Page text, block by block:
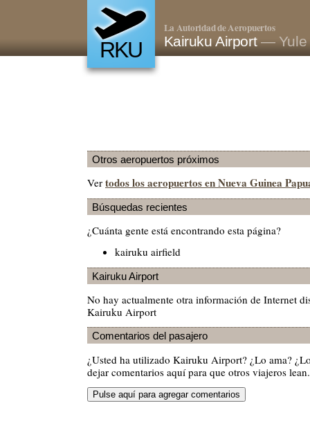
RKU
La Autoridad de Aeropuertos
Kairuku Airport — Yule
Otros aeropuertos próximos
Ver todos los aeropuertos en Nueva Guinea
Búsquedas recientes
¿Cuánta gente está encontrando esta página?
kairuku airfield
Kairuku Airport
No hay actualmente otra información de Internet
Kairuku Airport
Comentarios del pasajero
¿Usted ha utilizado Kairuku Airport? ¿Lo ama?
dejar comentarios aquí para que otros viajeros lean.